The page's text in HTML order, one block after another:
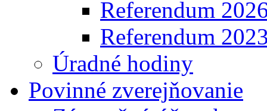
Referendum
Referendum
Úradné hodiny
Povinné zverejňovanie